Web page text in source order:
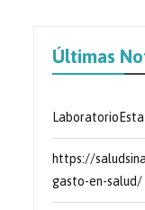
Últimas
https://
gasto-en-salud/